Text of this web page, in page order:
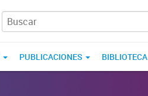
PUBLICACIONES BIBLIOTECA